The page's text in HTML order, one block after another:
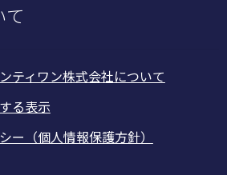
ティワン株式会社について
る表示
ー（個人情報保護方針）